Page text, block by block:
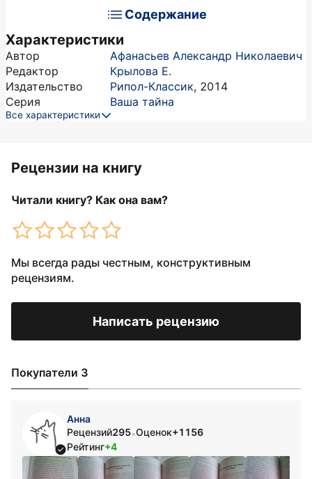
Содержание
Характеристики
Автор
Афанасьев Александр Николаевич
Редактор
Крылова Е.
Издательство
Рипол-Классик, 2014
Серия
Ваша тайна
Все характеристики
Рецензии на книгу
Читали книгу? Как она вам?
Мы всегда рады честным, конструктивным
рецензиям.
Написать рецензию
Покупатели 3
Анна
Рецензий295•Оценок+1156
Рейтинг+4